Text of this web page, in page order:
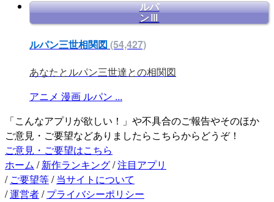
ルパ
ンⅢ
ルパン三世相関図 (54,427)
あなたとルパン三世達との相関図
アニメ 漫画 ルパン ...
「こんなアプリが欲しい！」や不具合のご報告やそのほか
ご意見・ご要望などありましたらこちらからどうぞ！
ご意見・ご要望はこちら
ホーム / 新作ランキング/注目アプリ
/ ご要望等/ 当サイトについて
/運営者/ プライバシーポリシー